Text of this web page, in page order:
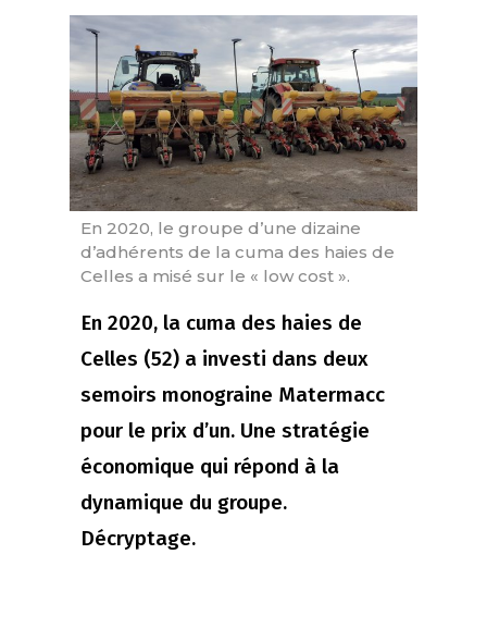
En 2020, le groupe d’une dizaine
d’adhérents de la cuma des haies de
Celles a misé sur le « low cost ».
En 2020, la cuma des haies de
Celles (52) a investi dans deux
semoirs monograine Matermacc
pour le prix d’un. Une stratégie
économique qui répond à la
dynamique du groupe.
Décryptage.